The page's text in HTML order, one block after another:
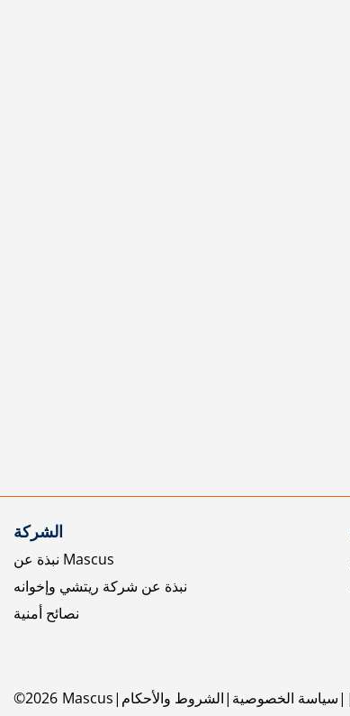
الشركة
نبذة عن Mascus
نبذة عن شركة ريتشي وإخوانه
نصائح أمنية
©2026 Mascus الشروط والأحكام سياسة الخصوصية